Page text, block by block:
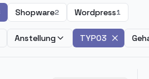
Shopware2 Wordpress1
Anstellung TYPO3